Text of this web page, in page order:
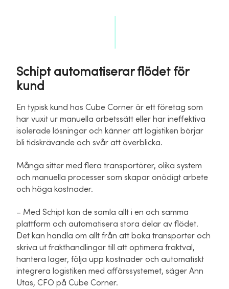
Schipt automatiserar flödet för
kund
En typisk kund hos Cube Corner är ett företag som
har vuxit ur manuella arbetssätt eller har ineffektiva
isolerade lösningar och känner att logistiken börjar
bli tidskrävande och svår att överblicka.
Många sitter med flera transportörer, olika system
och manuella processer som skapar onödigt arbete
och höga kostnader.
– Med Schipt kan de samla allt i en och samma
plattform och automatisera stora delar av flödet.
Det kan handla om allt från att boka transporter och
skriva ut frakthandlingar till att optimera fraktval,
hantera lager, följa upp kostnader och automatiskt
integrera logistiken med affärssystemet, säger Ann
Utas, CFO på Cube Corner.